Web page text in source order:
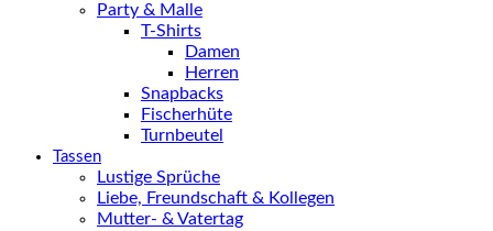
Party & Malle
T-Shirts
Damen
Herren
Snapbacks
Fischerhüte
Turnbeutel
Tassen
Lustige Sprüche
Liebe, Freundschaft & Kollegen
Mutter- & Vatertag